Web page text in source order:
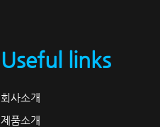
Useful links
회사소개
제품소개